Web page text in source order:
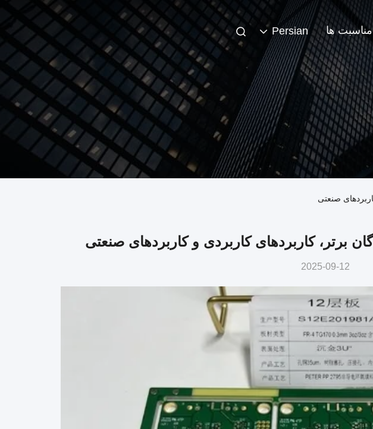
مناسبت ها Persian
2025-09-12